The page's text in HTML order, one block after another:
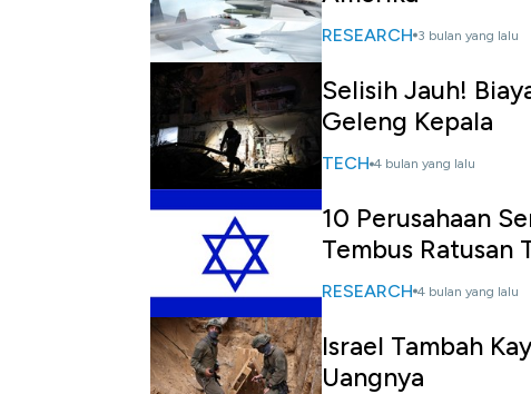
RESEARCH 3 bulan yang lalu
Selisih Jauh!
Geleng Kepala
TECH 4 bulan yang lalu
10 Perusahaan
Tembus Ratusan
RESEARCH 4 bulan yang lalu
Israel Tambah
Uangnya